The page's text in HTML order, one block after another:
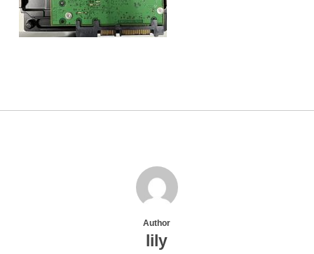
Author
lily